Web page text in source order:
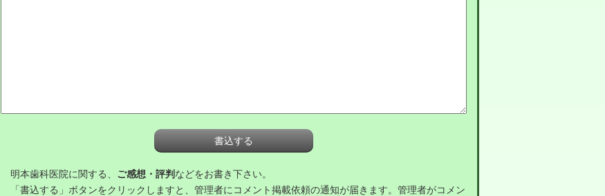
明本歯科医院に関する、 ご感想・評判 などをお書き下さい。
「書込する」ボタンをクリックしますと、管理者にコメント掲載依頼の通知が届きます。管理者がコメン